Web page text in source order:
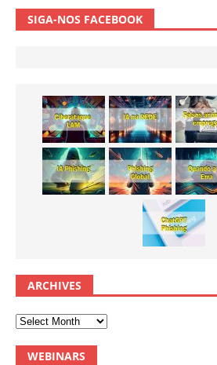
SIGA-NOS FACEBOOK
ARCHIVES
WEBINARS